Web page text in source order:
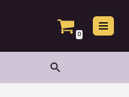
0
Search Button